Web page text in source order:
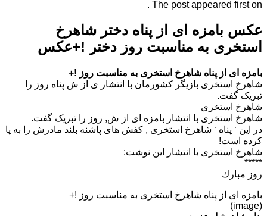
The post appeared first on .
عکس بامزه ای از پناه دختر شاهرخ
استخری به مناسبت روز دختر !+عکس
بامزه ای از پناه شاهرخ استخری به مناسبت روز !+
شاهرخ استخری بازیگر کشورمان با انتشار ی از ش پناه روز را
تبریک گفت.
شاهرخ استخری
شاهرخ استخری با انتشار بامزه ای از ش, روز را تبریک گفت.
در این ‘ پناه ‘ شاهرخ استخری , کفش های پاشنه بلند مادرش را به پا
کرده است!
شاهرخ استخری با انتشار این نوشت:
*****
روز مبارك
بامزه ای از پناه شاهرخ استخری به مناسبت روز !+
(image)